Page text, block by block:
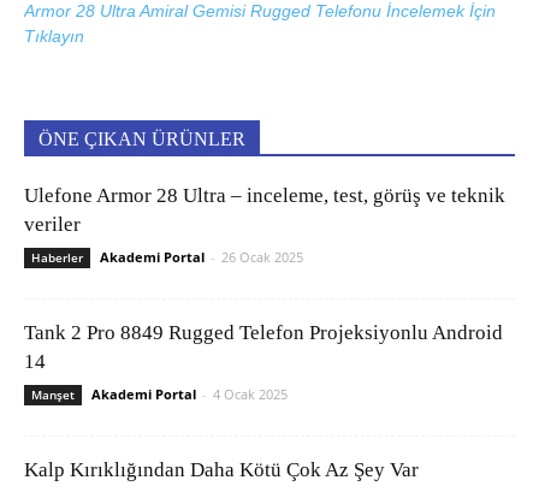
Armor 28 Ultra Amiral Gemisi Rugged Telefonu İncelemek İçin
Tıklayın
ÖNE ÇIKAN ÜRÜNLER
Ulefone Armor 28 Ultra – inceleme, test, görüş ve teknik
veriler
Haberler Akademi Portal - 26 Ocak 2025
Tank 2 Pro 8849 Rugged Telefon Projeksiyonlu Android
14
Manşet Akademi Portal - 4 Ocak 2025
Kalp Kırıklığından Daha Kötü Çok Az Şey Var